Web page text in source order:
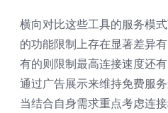
横向对比这些工具的服务模
的功能限制上存在显著差异
有的则限制最高连接速度还
通过广告展示来维持免费服
当结合自身需求重点考虑连